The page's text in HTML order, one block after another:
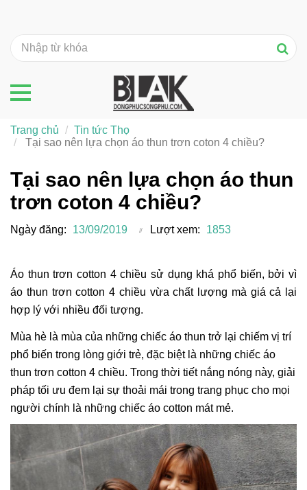
Tại sao nên lựa chọn áo thun
trơn coton 4 chiều?
Ngày đăng: 13/09/2019 Lượt xem: 1853
Áo thun trơn cotton 4 chiều sử dụng khá phổ biến, bởi vì
áo thun trơn cotton 4 chiều vừa chất lượng mà giá cả lại
hợp lý với nhiều đối tượng.
Mùa hè là mùa của những chiếc áo thun trở lại chiếm vị trí
phổ biến trong lòng giới trẻ, đặc biệt là những chiếc áo
thun trơn cotton 4 chiều. Trong thời tiết nắng nóng này, giải
pháp tối ưu đem lại sự thoải mái trong trang phục cho mọi
người chính là những chiếc áo cotton mát mẻ.
Trang chủ
Tin tức Thọ
Tại sao nên lựa chọn áo thun trơn coton 4 chiều?